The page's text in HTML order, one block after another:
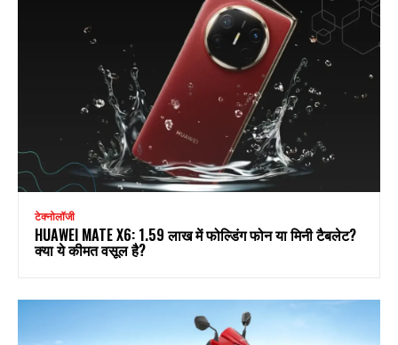
टेक्नोलॉजी
HUAWEI MATE X6: ₹1.59 लाख में फोल्डिंग फोन या मिनी टैबलेट?
क्या ये कीमत वसूल है?